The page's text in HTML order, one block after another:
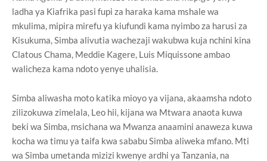
ladha ya Kiafrika pasi fupi za haraka kama mshale wa
mkulima, mipira mirefu ya kiufundi kama nyimbo za harusi za
Kisukuma, Simba alivutia wachezaji wakubwa kuja nchini kina
Clatous Chama, Meddie Kagere, Luis Miquissone ambao
walicheza kama ndoto yenye uhalisia.
Simba aliwasha moto katika mioyo ya vijana, akaamsha ndoto
zilizokuwa zimelala, Leo hii, kijana wa Mtwara anaota kuwa
beki wa Simba, msichana wa Mwanza anaamini anaweza kuwa
kocha wa timu ya taifa kwa sababu Simba aliweka mfano. Mti
wa Simba umetanda mizizi kwenye ardhi ya Tanzania, na